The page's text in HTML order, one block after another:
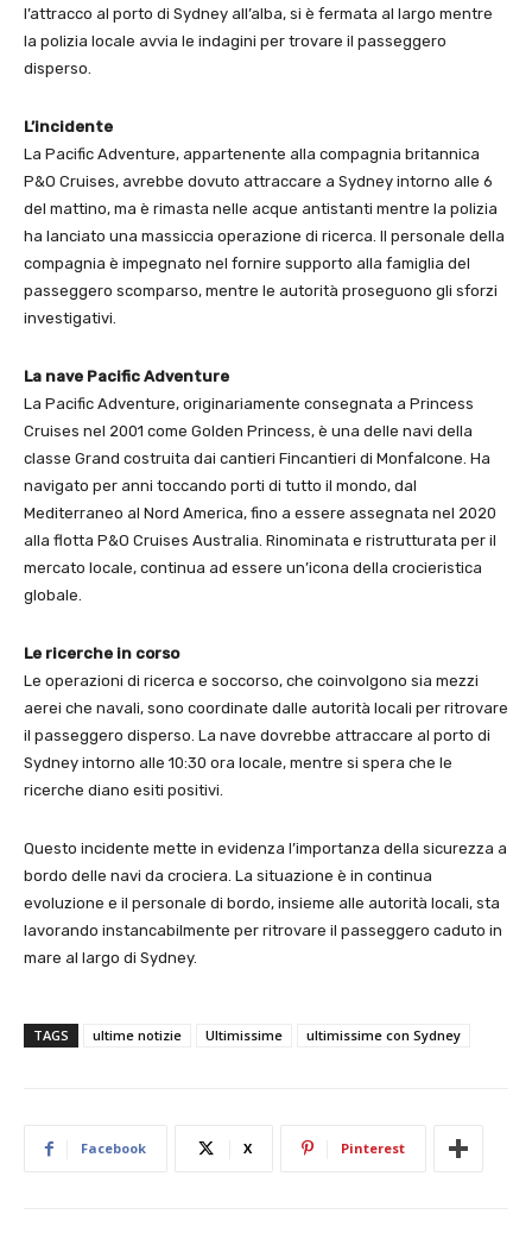
l’attracco al porto di Sydney all’alba, si è fermata al largo mentre
la polizia locale avvia le indagini per trovare il passeggero
disperso.
L’incidente
La Pacific Adventure, appartenente alla compagnia britannica
P&O Cruises, avrebbe dovuto attraccare a Sydney intorno alle 6
del mattino, ma è rimasta nelle acque antistanti mentre la polizia
ha lanciato una massiccia operazione di ricerca. Il personale della
compagnia è impegnato nel fornire supporto alla famiglia del
passeggero scomparso, mentre le autorità proseguono gli sforzi
investigativi.
La nave Pacific Adventure
La Pacific Adventure, originariamente consegnata a Princess
Cruises nel 2001 come Golden Princess, è una delle navi della
classe Grand costruita dai cantieri Fincantieri di Monfalcone. Ha
navigato per anni toccando porti di tutto il mondo, dal
Mediterraneo al Nord America, fino a essere assegnata nel 2020
alla flotta P&O Cruises Australia. Rinominata e ristrutturata per il
mercato locale, continua ad essere un’icona della crocieristica
globale.
Le ricerche in corso
Le operazioni di ricerca e soccorso, che coinvolgono sia mezzi
aerei che navali, sono coordinate dalle autorità locali per ritrovare
il passeggero disperso. La nave dovrebbe attraccare al porto di
Sydney intorno alle 10:30 ora locale, mentre si spera che le
ricerche diano esiti positivi.
Questo incidente mette in evidenza l’importanza della sicurezza a
bordo delle navi da crociera. La situazione è in continua
evoluzione e il personale di bordo, insieme alle autorità locali, sta
lavorando instancabilmente per ritrovare il passeggero caduto in
mare al largo di Sydney.
TAGS ultime notizie Ultimissime ultimissime con Sydney
Facebook X Pinterest